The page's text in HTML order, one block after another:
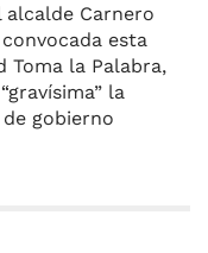
alcalde Carnero
esta
Toma la Palabra,
la
gobierno